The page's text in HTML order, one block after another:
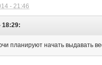
- 21:46
18:29:
планируют начать выдавать